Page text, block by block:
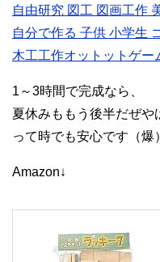
自由研究 図工 図画工作
自分で作る 子供 小学生
木工工作オットットゲー
1～3時間で完成なら、
夏休みももう後半だぜや
って時でも安心です（爆）
Amazon↓